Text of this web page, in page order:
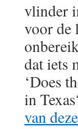
vlinder
voor de
dat iets
‘Does
in
van